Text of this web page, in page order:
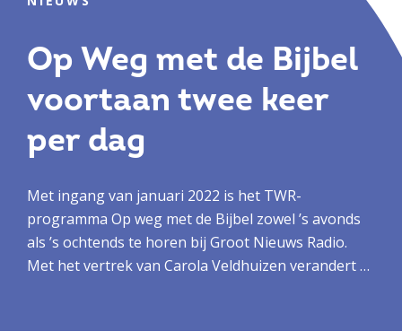
Op Weg met de Bijbel
voortaan twee keer
per dag
Met ingang van januari 2022 is het TWR-
programma Op weg met de Bijbel zowel ’s avonds
als ’s ochtends te horen bij Groot Nieuws Radio.
Met het vertrek van Carola Veldhuizen verandert er